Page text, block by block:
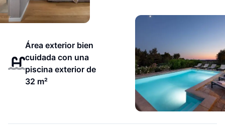
Área exterior bien
cuidada con una
piscina exterior de
32 m²